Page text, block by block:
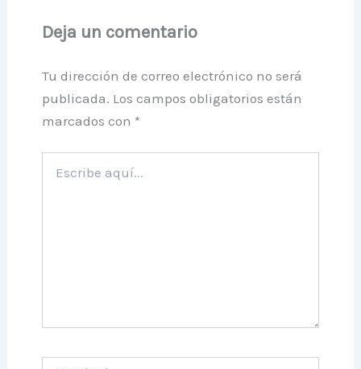
Deja un comentario
Tu dirección de correo electrónico no será
publicada. Los campos obligatorios están
marcados con *
aquí...